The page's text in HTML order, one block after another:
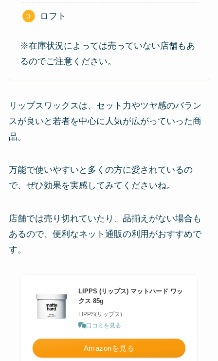
ロフト
※在庫状況によっては売っていない店舗もあ
るのでご注意ください。
リップスワックスは、セット力やツヤ感のバラン
スが良いと若者を中心に人気が広がっていった商
品。
万能で使いやすいと多くの方に愛されているの
で、ぜひ効果を実感してみてくださいね。
店舗では売り切れていたり、品揃えがない場合も
あるので、便利なネット通販の利用がおすすめで
す。
LIPPS (リップス) マットハード ワッ
クス 85g
LIPPS(リップス)
口コミを見る
Amazonを見る